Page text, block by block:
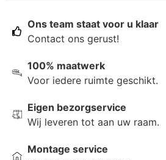
Ons team staat voor u klaar
Contact ons gerust!
100% maatwerk
Voor iedere ruimte geschikt.
Eigen bezorgservice
Wij leveren tot aan uw raam.
Montage service